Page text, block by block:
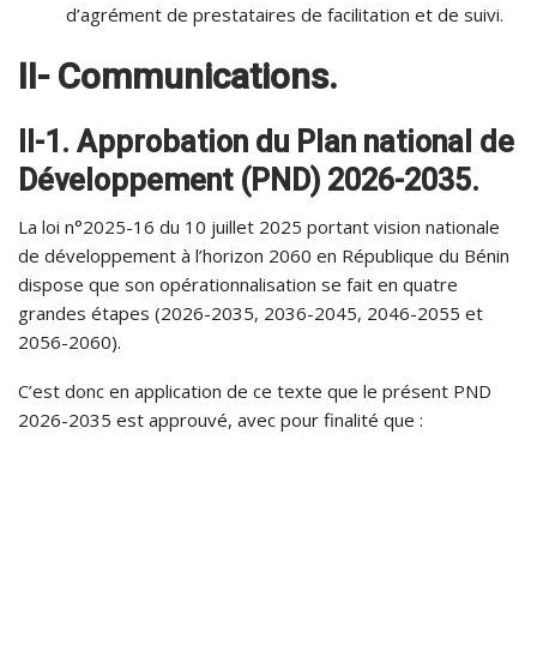
d’agrément de prestataires de facilitation et de suivi.
II- Communications.
II-1. Approbation du Plan national de
Développement (PND) 2026-2035.
La loi n°2025-16 du 10 juillet 2025 portant vision nationale
de développement à l’horizon 2060 en République du Bénin
dispose que son opérationnalisation se fait en quatre
grandes étapes (2026-2035, 2036-2045, 2046-2055 et
2056-2060).
C’est donc en application de ce texte que le présent PND
2026-2035 est approuvé, avec pour finalité que :